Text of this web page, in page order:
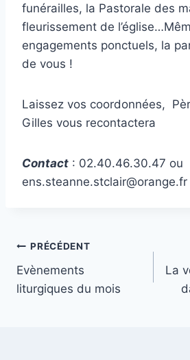
funérailles, la Pastorale des
fleurissement de
engagements ponctuels, la
de vous !
Laissez vos coordonnées,
Gilles vous recontactera
Contact : 02.40.46.30.47 ou
ens.steanne.stclair@orange.fr
Navigation
de
PRÉCÉDENT
Evènements
liturgiques du mois
La